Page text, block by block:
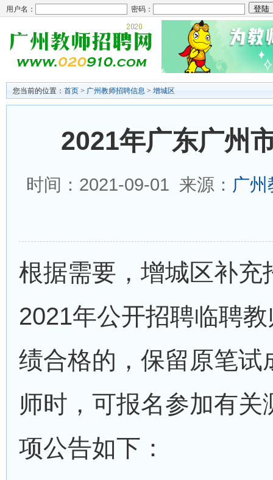
用户名： 密码：
您当前的位置： 首页 > 广州教师招聘信息 > 增城区
2021年广东广州
时间：2021-09-01 来源： 广
根据需要，增城区补
2021年公开招聘临聘
绩合格的，保留原笔
师时，可报名参加有
项公告如下：